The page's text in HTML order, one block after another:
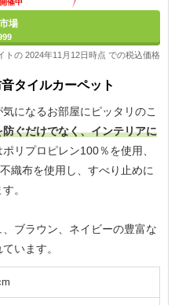
催中
場
トの 2024年11月12日時点 での税込価格
タイルカーペット
になるお部屋にピッタリのこ
防ぐだけでなく、インテリアに
リプロピレン100％を使用、
織布を使用し、すべり止めに
。
ブラウン、ネイビーの豊富な
います。